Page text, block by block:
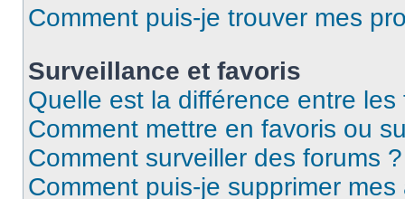
Comment puis-je trouver mes
Surveillance et favoris
Quelle est la différence entre
Comment mettre en favoris ou
Comment surveiller des forums ?
Comment puis-je supprimer